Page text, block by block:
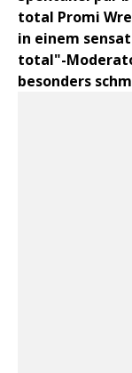
total Promi
in einem
total"-
besonders